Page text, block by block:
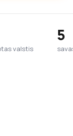
valstis
5